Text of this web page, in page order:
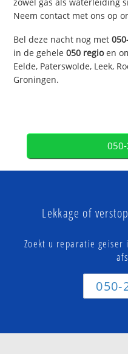
zowel gas als waterleiding
Neem contact met ons op
Bel deze nacht nog met
in de gehele050 regioen
Eelde, Paterswolde, Leek,
Groningen.
Lekkage of
Zoekt u reparatie geiser
050-